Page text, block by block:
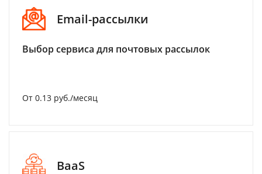
Email-рассылки
Выбор сервиса для почтовых рассылок
От 0.13 руб./месяц
BaaS